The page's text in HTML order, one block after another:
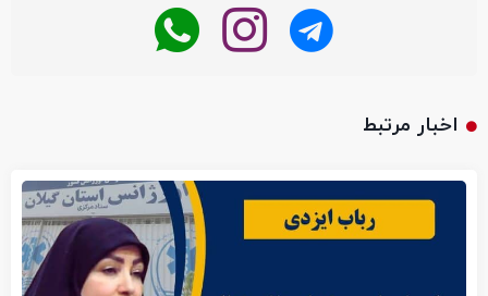
اخبار مرتبط